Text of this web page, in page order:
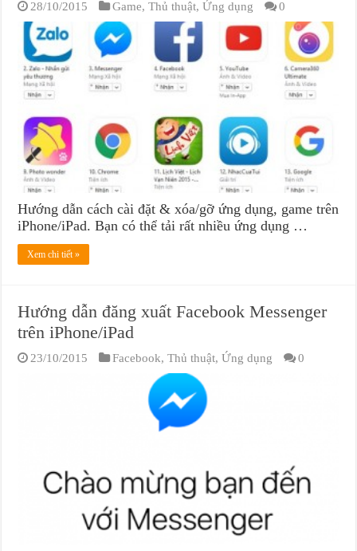
28/10/2015 Game,Thủ thuật,Ứng dụng 0
Hướng dẫn cách cài đặt & xóa/gỡ ứng dụng, game trên
iPhone/iPad. Bạn có thể tải rất nhiều ứng dụng …
Xem chi tiết »
Hướng dẫn đăng xuất Facebook Messenger
trên iPhone/iPad
23/10/2015 Facebook,Thủ thuật,Ứng dụng 0